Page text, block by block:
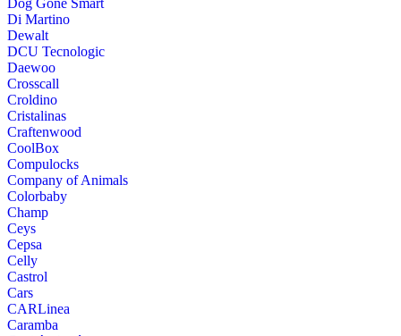
Dog Gone Smart
Di Martino
Dewalt
DCU Tecnologic
Daewoo
Crosscall
Croldino
Cristalinas
Craftenwood
CoolBox
Compulocks
Company of Animals
Colorbaby
Champ
Ceys
Cepsa
Celly
Castrol
Cars
CARLinea
Caramba